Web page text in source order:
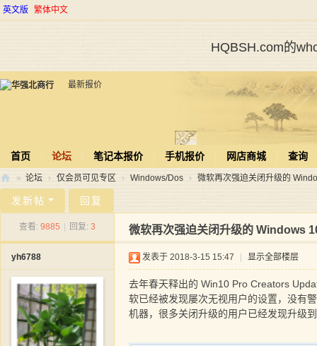
英文版 繁体中文
HQBSH.com的
最新报价
首页 论坛 笔记本报价 手机报价 网店商城 查询
北
» 论坛 › 仅会员可见专区 › Windows/Dos › 微软再次强迫关闭升级的
发新帖 回复
查看: 9885 回复: 3 微软再次强迫关闭升级的 Windows
yh6788 发表于 2018-3-15 15:47 显示全部楼层
去年春天释出的 Win10 Pro Creators
软已经被发现屡次无视用户的设置，没有
机器，很多关闭升级的用户已经发现升级